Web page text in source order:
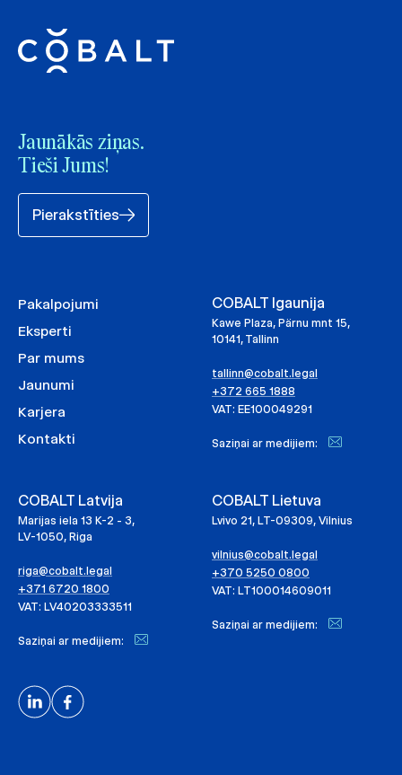
Jaunākās ziņas.
Tieši Jums!
Pierakstīties
Pakalpojumi
Eksperti
Par mums
Jaunumi
Karjera
Kontakti
COBALT Igaunija
Kawe Plaza, Pärnu mnt 15,
10141, Tallinn
tallinn@cobalt.legal
+372 665 1888
VAT: EE100049291
Saziņai ar medijiem:
COBALT Latvija
Marijas iela 13 K-2 - 3,
LV-1050, Riga
riga@cobalt.legal
+371 6720 1800
VAT: LV40203333511
Saziņai ar medijiem:
COBALT Lietuva
Lvivo 21, LT-09309, Vilnius
vilnius@cobalt.legal
+370 5250 0800
VAT: LT100014609011
Saziņai ar medijiem: